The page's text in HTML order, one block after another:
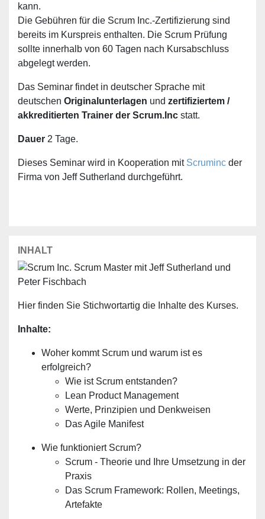
kann.
Die Gebühren für die Scrum Inc.-Zertifizierung sind
bereits im Kurspreis enthalten. Die Scrum Prüfung
sollte innerhalb von 60 Tagen nach Kursabschluss
abgelegt werden.
Das Seminar findet in deutscher Sprache mit
deutschen Originalunterlagen und zertifiziertem /
akkreditierten Trainer der Scrum.Inc statt.
Dauer 2 Tage.
Dieses Seminar wird in Kooperation mit Scruminc der
Firma von Jeff Sutherland durchgeführt.
INHALT
Hier finden Sie Stichwortartig die Inhalte des Kurses.
Inhalte:
Woher kommt Scrum und warum ist es
erfolgreich?
Wie ist Scrum entstanden?
Lean Product Management
Werte, Prinzipien und Denkweisen
Das Agile Manifest
Wie funktioniert Scrum?
Scrum - Theorie und Ihre Umsetzung in der
Praxis
Das Scrum Framework: Rollen, Meetings,
Artefakte